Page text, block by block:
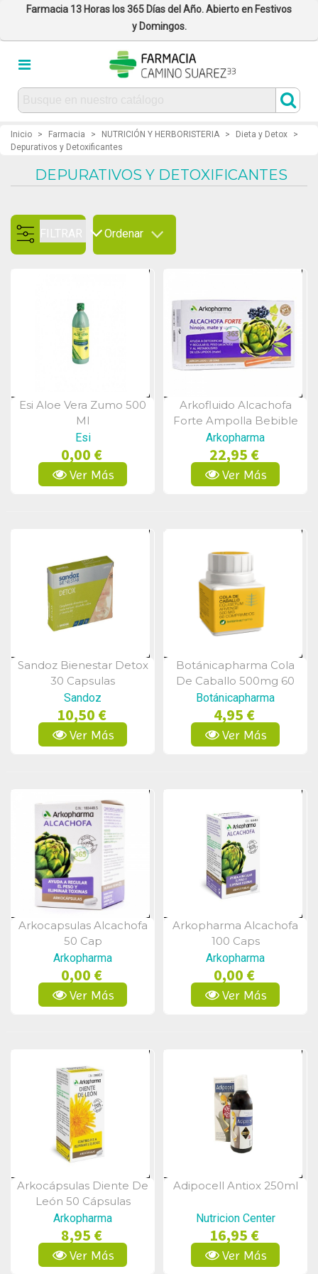
Farmacia 13 Horas los 365 Días del Año. Abierto en Festivos
y Domingos.
Inicio > Farmacia > NUTRICIÓN Y HERBORISTERIA > Dieta y Detox
>
Depurativos y Detoxificantes
DEPURATIVOS Y DETOXIFICANTES
FILTRAR Ordenar
Vista Rápida
Esi Aloe Vera Zumo 500
Ml
Esi
0,00 €
Ver Más
Vista Rápida
Arkofluido Alcachofa
Forte Ampolla Bebible
15 Ml 20 Ampollas
Arkopharma
22,95 €
Ver Más
Vista Rápida
Sandoz Bienestar Detox
30 Capsulas
Sandoz
10,50 €
Ver Más
Vista Rápida
Botánicapharma Cola
De Caballo 500mg 60
Comprimidos
Botánicapharma
4,95 €
Ver Más
Vista Rápida
Arkocapsulas Alcachofa
50 Cap
Arkopharma
0,00 €
Ver Más
Vista Rápida
Arkopharma Alcachofa
100 Caps
Arkopharma
0,00 €
Ver Más
Vista Rápida
Arkocápsulas Diente De
León 50 Cápsulas
Arkopharma
8,95 €
Ver Más
Vista Rápida
Adipocell Antiox 250ml
Nutricion Center
16,95 €
Ver Más